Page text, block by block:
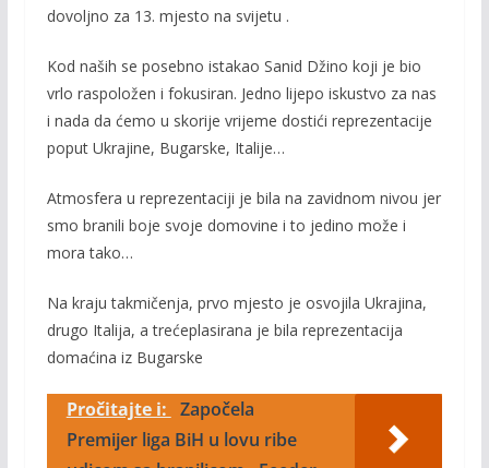
dovoljno za 13. mjesto na svijetu .
Kod naših se posebno istakao Sanid Džino koji je bio
vrlo raspoložen i fokusiran. Jedno lijepo iskustvo za nas
i nada da ćemo u skorije vrijeme dostići reprezentacije
poput Ukrajine, Bugarske, Italije…
Atmosfera u reprezentaciji je bila na zavidnom nivou jer
smo branili boje svoje domovine i to jedino može i
mora tako…
Na kraju takmičenja, prvo mjesto je osvojila Ukrajina,
drugo Italija, a trećeplasirana je bila reprezentacija
domaćina iz Bugarske
Pročitajte i: Započela
Premijer liga BiH u lovu ribe